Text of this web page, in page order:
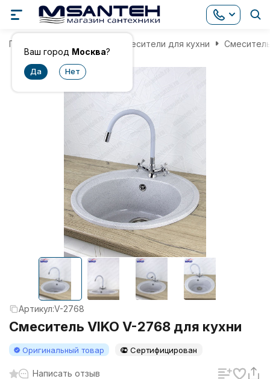
Ваш город Москва?
Главная Смесители для кухни
Артикул:V-2768
Смеситель VIKO V-2768 для кухни
Оригинальный товар Сертифицирован
Написать отзыв